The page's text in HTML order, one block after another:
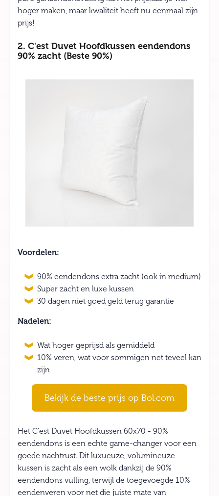
hoger maken, maar kwaliteit heeft nu eenmaal zijn
prijs!
2. C'est Duvet Hoofdkussen eendendons
90% zacht (Beste 90%)
Voordelen:
90% eendendons extra zacht (ook in medium)
Super zacht en luxe kussen
30 dagen niet goed geld terug garantie
Nadelen:
Wat hoger geprijsd als gemiddeld
10% veren, wat voor sommigen net teveel kan
zijn
Bekijk de beste prijs op Bol.com
Het C'est Duvet Hoofdkussen 60x70 - 90%
eendendons is een echte game-changer voor een
goede nachtrust. Dit luxueuze, volumineuze
kussen is zacht als een wolk dankzij de 90%
eendendons vulling, terwijl de toegevoegde 10%
eendenveren voor net die juiste mate van